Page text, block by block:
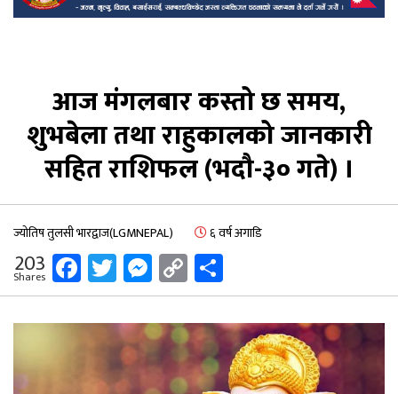
आज मंगलबार कस्तो छ समय,
शुभबेला तथा राहुकालको जानकारी
सहित राशिफल (भदौ-३० गते) ।
ज्योतिष तुलसी भारद्वाज(LGMNEPAL) ६ वर्ष अगाडि
203
Shares Facebook
Twitter
Messenger
Copy
Link